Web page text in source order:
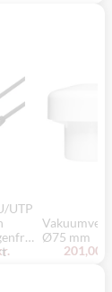
UTP
Ø75 mm
201,00